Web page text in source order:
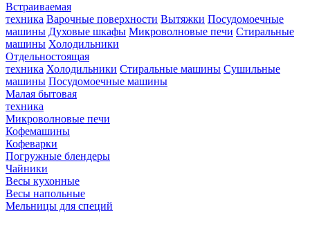
Встраиваемая
техника Варочные поверхности Вытяжки Посудомоечные
машины Духовые шкафы Микроволновые печи Стиральные
машины Холодильники
Отдельностоящая
техника Холодильники Стиральные машины Сушильные
машины Посудомоечные машины
Малая бытовая
техника
Микроволновые печи
Кофемашины
Кофеварки
Погружные блендеры
Чайники
Весы кухонные
Весы напольные
Мельницы для специй